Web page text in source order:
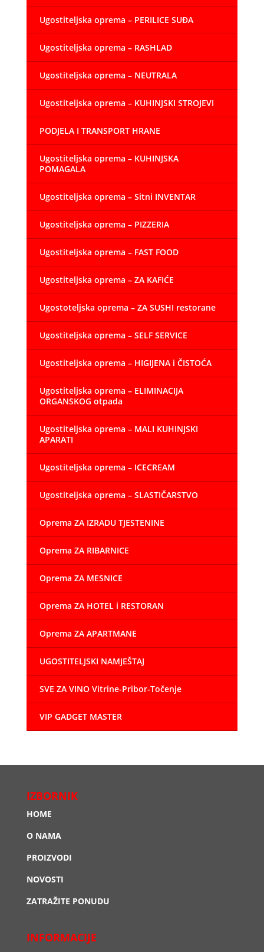
Ugostiteljska oprema – PERILICE SUĐA
Ugostiteljska oprema – RASHLAD
Ugostiteljska oprema – NEUTRALA
Ugostiteljska oprema – KUHINJSKI STROJEVI
PODJELA I TRANSPORT HRANE
Ugostiteljska oprema – KUHINJSKA
POMAGALA
Ugostiteljska oprema – Sitni INVENTAR
Ugostiteljska oprema – PIZZERIA
Ugostiteljska oprema – FAST FOOD
Ugostiteljska oprema – ZA KAFIĆE
Ugostoteljska oprema – ZA SUSHI restorane
Ugostiteljska oprema – SELF SERVICE
Ugostiteljska oprema – HIGIJENA i ČISTOĆA
Ugostiteljska oprema – ELIMINACIJA
ORGANSKOG otpada
Ugostiteljska oprema – MALI KUHINJSKI
APARATI
Ugostiteljska oprema – ICECREAM
Ugostiteljska oprema – SLASTIČARSTVO
Oprema ZA IZRADU TJESTENINE
Oprema ZA RIBARNICE
Oprema ZA MESNICE
Oprema ZA HOTEL i RESTORAN
Oprema ZA APARTMANE
UGOSTITELJSKI NAMJEŠTAJ
SVE ZA VINO Vitrine-Pribor-Točenje
VIP GADGET MASTER
IZBORNIK
HOME
O NAMA
PROIZVODI
NOVOSTI
ZATRAŽITE PONUDU
INFORMACIJE